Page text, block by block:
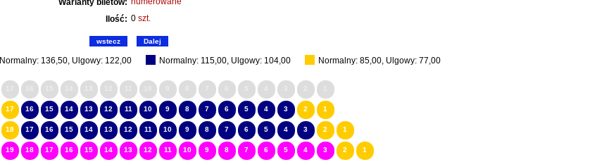
Warianty biletów:
Ilość: 0szt.
wstecz Dalej
Normalny: 136,50, Ulgowy: 122,00 Normalny: 115,00, Ulgowy: 104,00 Normalny: 85,00, Ulgowy: 77,00
17 16 15 14 13 12 11 10 9 8 7 6 5 4 3 2 1
18 17 16 15 14 13 12 11 10 9 8 7 6 5 4 3 2 1
19 18 17 16 15 14 13 12 11 10 9 8 7 6 5 4 3 2 1